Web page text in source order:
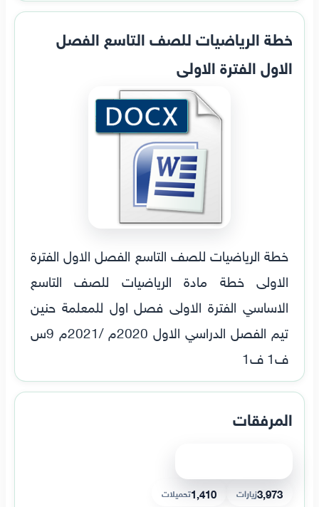
خطة الرياضيات للصف التاسع الفصل
الاول الفترة الاولى
خطة الرياضيات للصف التاسع الفصل الاول الفترة
الاولى خطة مادة الرياضيات للصف التاسع
الاساسي الفترة الاولى فصل اول للمعلمة حنين
تيم الفصل الدراسي الاول 2020م /2021م 9س
ف1 ف1
المرفقات
3,973زيارات 1,410تحميلات